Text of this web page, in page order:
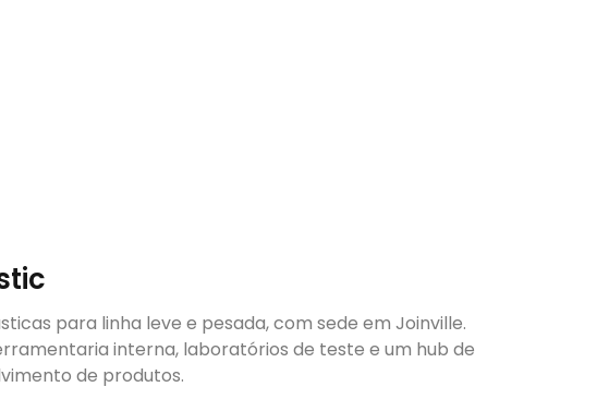
para linha leve e pesada, com sede em Joinville.
interna, laboratórios de teste e um hub de
de produtos.